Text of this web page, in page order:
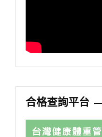
合格查詢平台